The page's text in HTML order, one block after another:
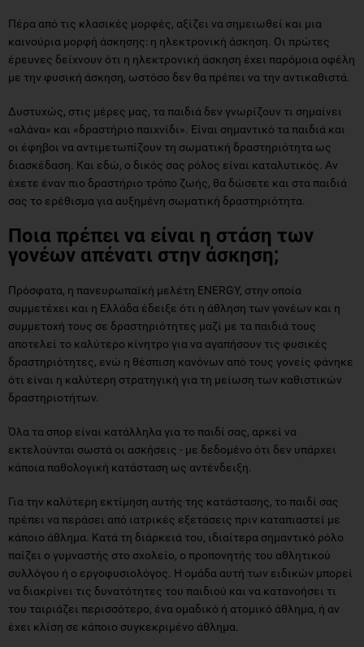
Πέρα από τις κλασικές μορφές, αξίζει να σημειωθεί και μια
καινούρια μορφή άσκησης: η ηλεκτρονική άσκηση. Οι πρώτες
έρευνες δείχνουν ότι η ηλεκτρονική άσκηση έχει παρόμοια οφέλη
με την φυσική άσκηση, ωστόσο δεν θα πρέπει να την αντικαθιστά.
Δυστυχώς, στις μέρες μας, τα παιδιά δεν γνωρίζουν τι σημαίνει
«αλάνα» και «δραστήριο παιχνίδι». Είναι σημαντικό τα παιδιά και
οι έφηβοι να αντιμετωπίζουν τη σωματική δραστηριότητα ως
διασκέδαση. Και εδώ, ο δικός σας ρόλος είναι καταλυτικός. Αν
έχετε έναν πιο δραστήριο τρόπο ζωής, θα δώσετε και στα παιδιά
σας το ερέθισμα για αυξημένη σωματική δραστηριότητα.
Ποια πρέπει να είναι η στάση των
γονέων απένατι στην άσκηση;
Πρόσφατα, η πανευρωπαϊκή μελέτη ENERGY, στην οποία
συμμετέχει και η Ελλάδα έδειξε ότι η άθληση των γονέων και η
συμμετοχή τους σε δραστηριότητες μαζί με τα παιδιά τους
αποτελεί το καλύτερο κίνητρο για να αγαπήσουν τις φυσικές
δραστηριότητες, ενώ η θέσπιση κανόνων από τους γονείς φάνηκε
ότι είναι η καλύτερη στρατηγική για τη μείωση των καθιστικών
δραστηριοτήτων.
Όλα τα σπορ είναι κατάλληλα για το παιδί σας, αρκεί να
εκτελούνται σωστά οι ασκήσεις - με δεδομένο ότι δεν υπάρχει
κάποια παθολογική κατάσταση ως αντένδειξη.
Για την καλύτερη εκτίμηση αυτής της κατάστασης, το παιδί σας
πρέπει να περάσει από ιατρικές εξετάσεις πριν καταπιαστεί με
κάποιο άθλημα. Κατά τη διάρκειά του, ιδιαίτερα σημαντικό ρόλο
παίζει ο γυμναστής στο σχολείο, ο προπονητής του αθλητικού
συλλόγου ή ο εργοφυσιολόγος. Η ομάδα αυτή των ειδικών μπορεί
να διακρίνει τις δυνατότητες του παιδιού και να κατανοήσει τι
του ταιριάζει περισσότερο, ένα ομαδικό ή ατομικό άθλημα, ή αν
έχει κλίση σε κάποιο συγκεκριμένο άθλημα.